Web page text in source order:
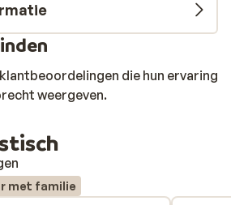
die hun ervaring
weergeven.
met familie